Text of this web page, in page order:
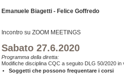
Emanuele Biagetti - Felice Goffredo
Incontro su ZOOM MEETINGS
Sabato 27.6.2020
Programma della diretta:
Modifiche disciplina CQC a seguito DLG 50/2020
•
Soggetti che possono frequentare i corsi